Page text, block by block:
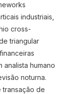
industriais,
cross-
triangular
analista humano
noturna.
transação de